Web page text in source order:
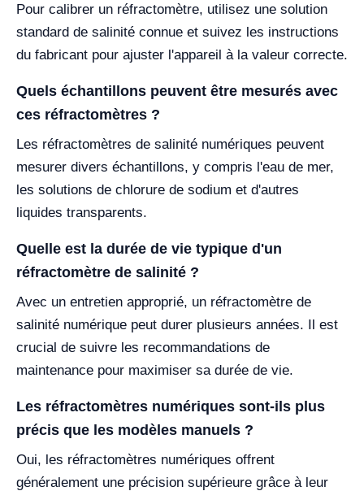
Pour calibrer un réfractomètre, utilisez une solution
standard de salinité connue et suivez les instructions
du fabricant pour ajuster l'appareil à la valeur correcte.
Quels échantillons peuvent être mesurés avec
ces réfractomètres ?
Les réfractomètres de salinité numériques peuvent
mesurer divers échantillons, y compris l'eau de mer,
les solutions de chlorure de sodium et d'autres
liquides transparents.
Quelle est la durée de vie typique d'un
réfractomètre de salinité ?
Avec un entretien approprié, un réfractomètre de
salinité numérique peut durer plusieurs années. Il est
crucial de suivre les recommandations de
maintenance pour maximiser sa durée de vie.
Les réfractomètres numériques sont-ils plus
précis que les modèles manuels ?
Oui, les réfractomètres numériques offrent
généralement une précision supérieure grâce à leur